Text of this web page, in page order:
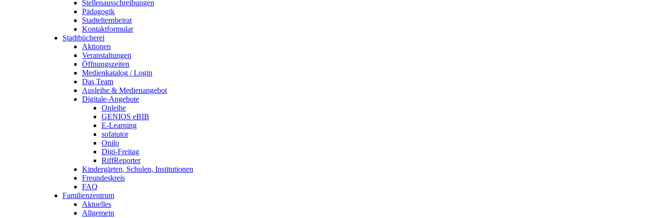
Stellenausschreibungen
Pädagogik
Stadtelternbeirat
Kontaktformular
Stadtbücherei
Aktionen
Veranstaltungen
Öffnungszeiten
Medienkatalog / Login
Das Team
Ausleihe & Medienangebot
Digitale-Angebote
Onleihe
GENIOS eBIB
E-Learning
sofatutor
Onilo
Digi-Freitag
RiffReporter
Kindergärten, Schulen, Institutionen
Freundeskreis
FAQ
Familienzentrum
Aktuelles
Allgemein